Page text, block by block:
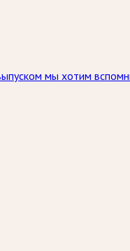
мы хотим